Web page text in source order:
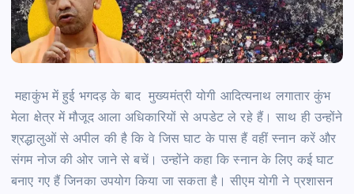
महाकुंभ में हुई भगदड़ के बाद मुख्यमंत्री योगी आदित्यनाथ लगातार कुंभ
मेला क्षेत्र में मौजूद आला अधिकारियों से अपडेट ले रहे हैं। साथ ही उन्होंने
श्रद्धालुओं से अपील की है कि वे जिस घाट के पास हैं वहीं स्नान करें और
संगम नोज की ओर जाने से बचें। उन्होंने कहा कि स्नान के लिए कई घाट
बनाए गए हैं जिनका उपयोग किया जा सकता है। सीएम योगी ने प्रशासन